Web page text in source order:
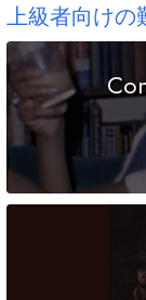
上級者向けの